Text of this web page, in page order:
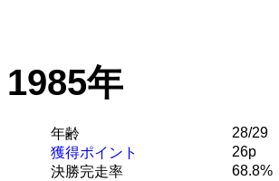
1985年
年齢
28/29
獲得ポイント
26p
決勝完走率
68.8%